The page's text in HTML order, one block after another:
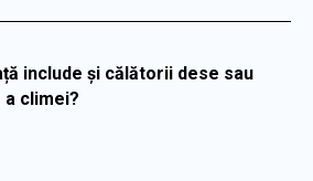
include și călătorii dese sau
climei?